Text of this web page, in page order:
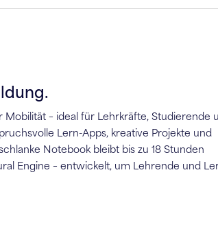
– ideal für Lehrkräfte, Studierende
Lern-Apps, kreative Projekte und
Notebook bleibt bis zu 18 Stunden
Engine – entwickelt, um Lehrende und